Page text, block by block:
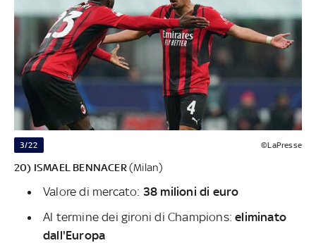
3/22 ©LaPresse
20) ISMAEL BENNACER(Milan)
Valore di mercato: 38 milioni di euro
Al termine dei gironi di Champions:eliminato
dall'Europa